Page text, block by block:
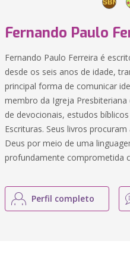
Fernando Paulo
Fernando Paulo Ferreira é
desde os seis anos de idade,
principal forma de comunicar
membro da Igreja
de devocionais, estudos
Escrituras. Seus livros
Deus por meio de uma
profundamente comprometida
Perfil completo